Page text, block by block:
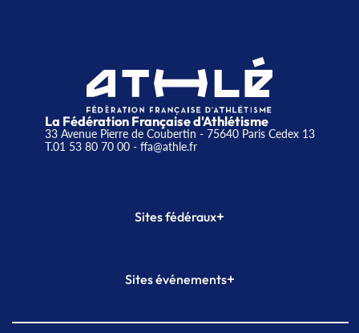
La Fédération Française d'Athlétisme
33 Avenue Pierre de Coubertin - 75640 Paris Cedex 13
T.01 53 80 70 00- ffa@athle.fr
Sites fédéraux+
Plateforme Formation
Sites événements+
Meeting de Paris indoor